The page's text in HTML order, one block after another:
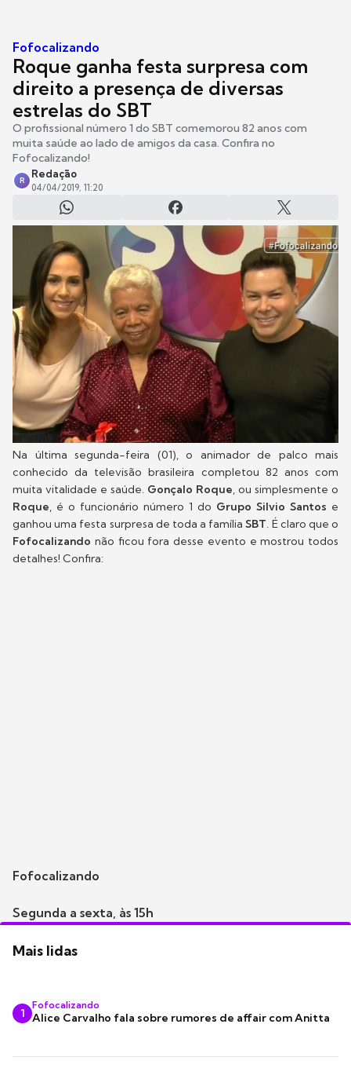
Fofocalizando
Roque ganha festa surpresa com
direito a presença de diversas
estrelas do SBT
O profissional número 1 do SBT comemorou 82 anos com
muita saúde ao lado de amigos da casa. Confira no
Fofocalizando!
R
Redação
04/04/2019, 11:20
Na última segunda-feira (01), o animador de palco mais
conhecido da televisão brasileira completou 82 anos com
muita vitalidade e saúde. Gonçalo Roque, ou simplesmente o
Roque, é o funcionário número 1 do Grupo Silvio Santos e
ganhou uma festa surpresa de toda a famíliaSBT. É claro que o
Fofocalizando não ficou fora desse evento e mostrou todos
detalhes! Confira:
Fofocalizando
Segunda a sexta, às 15h
Mais lidas
1
Fofocalizando
Alice Carvalho fala sobre rumores de affair com Anitta